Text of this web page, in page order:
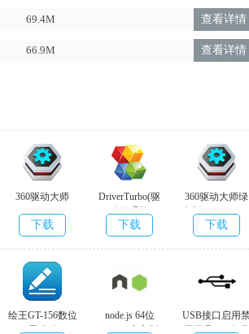
69.4M 查看详情
66.9M 查看详情
360驱动大师
v2.0.0.1690
下载
DriverTurbo(驱
动管理软
件)v3.7.0.0官方
下载
360驱动大师绿
色版 v2.0.0.1690
下载
绘王GT-156数位
屏驱动
node.js 64位
v16.8.0官方版
USB接口启用
用工具v1.0免费